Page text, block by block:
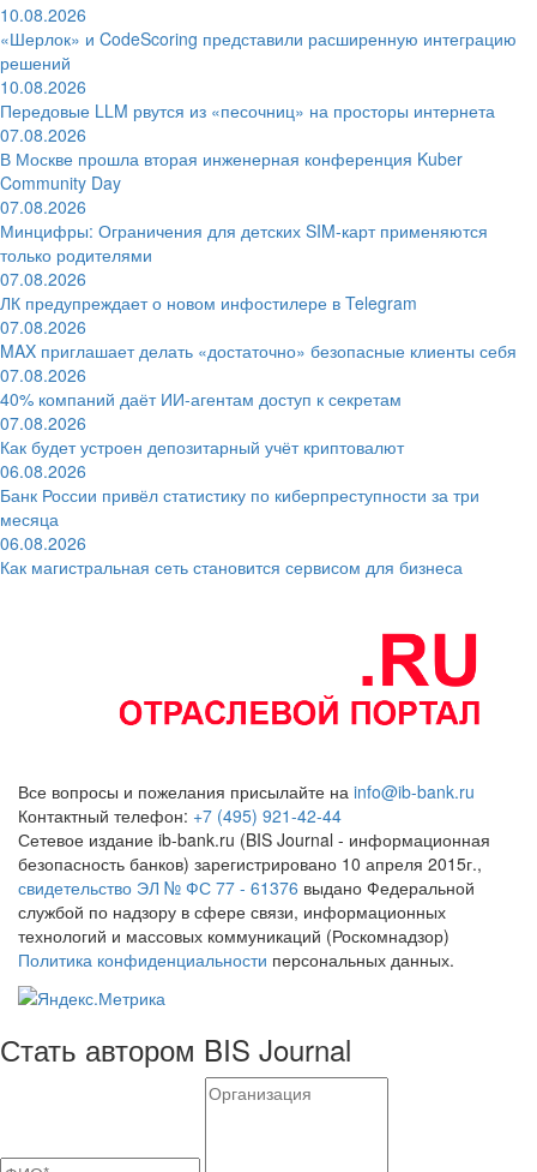
10.08.2026
«Шерлок» и CodeScoring представили расширенную интеграцию
решений
10.08.2026
Передовые LLM рвутся из «песочниц» на просторы интернета
07.08.2026
В Москве прошла вторая инженерная конференция Kuber
Community Day
07.08.2026
Минцифры: Ограничения для детских SIM-карт применяются
только родителями
07.08.2026
ЛК предупреждает о новом инфостилере в Telegram
07.08.2026
MAX приглашает делать «достаточно» безопасные клиенты себя
07.08.2026
40% компаний даёт ИИ‑агентам доступ к секретам
07.08.2026
Как будет устроен депозитарный учёт криптовалют
06.08.2026
Банк России привёл статистику по киберпреступности за три
месяца
06.08.2026
Как магистральная сеть становится сервисом для бизнеса
Все вопросы и пожелания присылайте на info@ib-bank.ru
Контактный телефон: +7 (495) 921-42-44
Сетевое издание ib-bank.ru (BIS Journal - информационная
безопасность банков) зарегистрировано 10 апреля 2015г.,
свидетельство ЭЛ № ФС 77 - 61376 выдано Федеральной
службой по надзору в сфере связи, информационных
технологий и массовых коммуникаций (Роскомнадзор)
Политика конфиденциальности персональных данных.
Стать автором BIS Journal